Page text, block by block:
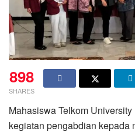
898
SHARES
Mahasiswa Telkom
kegiatan pengabdian kepada